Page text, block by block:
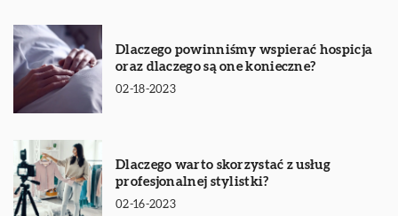
Dlaczego powinniśmy wspierać hospicja
oraz dlaczego są one konieczne?
02-18-2023
Dlaczego warto skorzystać z usług
profesjonalnej stylistki?
02-16-2023